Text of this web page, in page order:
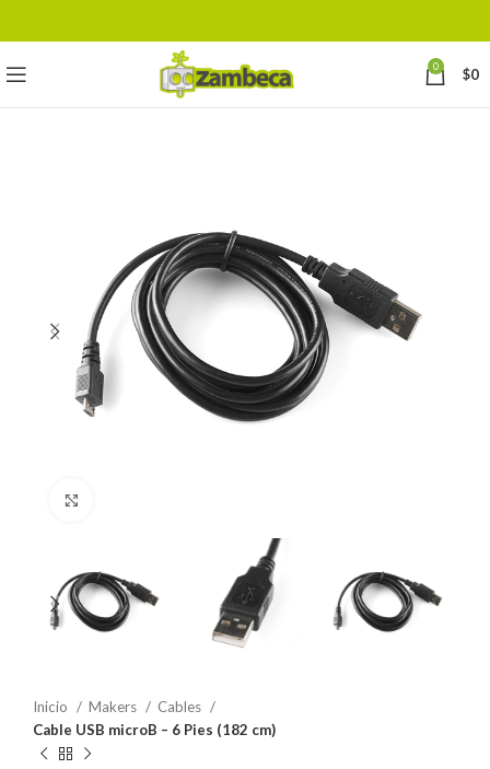
0 $0
Inicio Makers
Cables
Cable USB microB – 6 Pies (182 cm)